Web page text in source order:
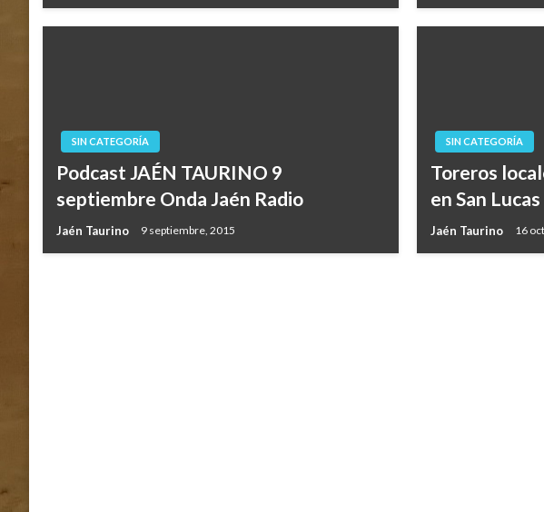
SIN CATEGORÍA
Podcast JAÉN TAURINO 9
septiembre Onda Jaén Radio
Jaén Taurino 9 septiembre, 2015
SIN CATEGORÍA
Toreros
en San Lucas
Jaén Taurino 16